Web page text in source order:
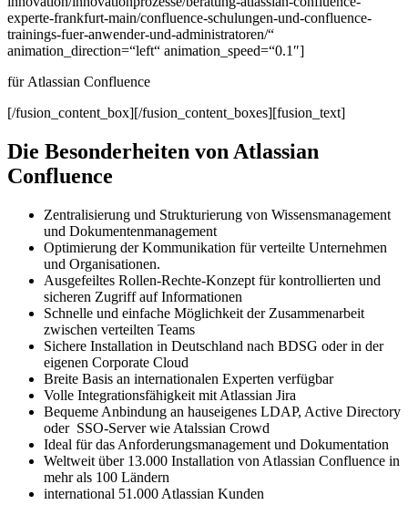
experte-frankfurt-main/confluence-schulungen-und-confluence-
trainings-fuer-anwender-und-administratoren/“
animation_direction=“left“ animation_speed=“0.1″]
für Atlassian Confluence
[/fusion_content_box][/fusion_content_boxes][fusion_text]
Die Besonderheiten von Atlassian
Confluence
Zentralisierung und Strukturierung von Wissensmanagement
und Dokumentenmanagement
Optimierung der Kommunikation für verteilte Unternehmen
und Organisationen.
Ausgefeiltes Rollen-Rechte-Konzept für kontrollierten und
sicheren Zugriff auf Informationen
Schnelle und einfache Möglichkeit der Zusammenarbeit
zwischen verteilten Teams
Sichere Installation in Deutschland nach BDSG oder in der
eigenen Corporate Cloud
Breite Basis an internationalen Experten verfügbar
Volle Integrationsfähigkeit mit Atlassian Jira
Bequeme Anbindung an hauseigenes LDAP, Active Directory
oder SSO-Server wie Atalssian Crowd
Ideal für das Anforderungsmanagement und Dokumentation
Weltweit über 13.000 Installation von Atlassian Confluence in
mehr als 100 Ländern
international 51.000 Atlassian Kunden